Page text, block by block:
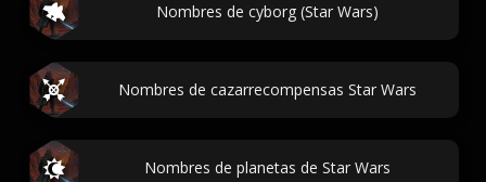
Nombres de cyborg (Star Wars)
Nombres de cazarrecompensas Star Wars
Nombres de planetas de Star Wars